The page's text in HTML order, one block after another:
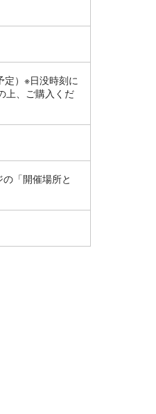
）※日没時刻に
上、ご購入くだ
「開催場所と